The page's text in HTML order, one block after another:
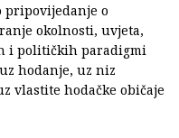
o
okolnosti, uvjeta,
i političkih paradigmi
hodanje, uz niz
vlastite hodačke običaje